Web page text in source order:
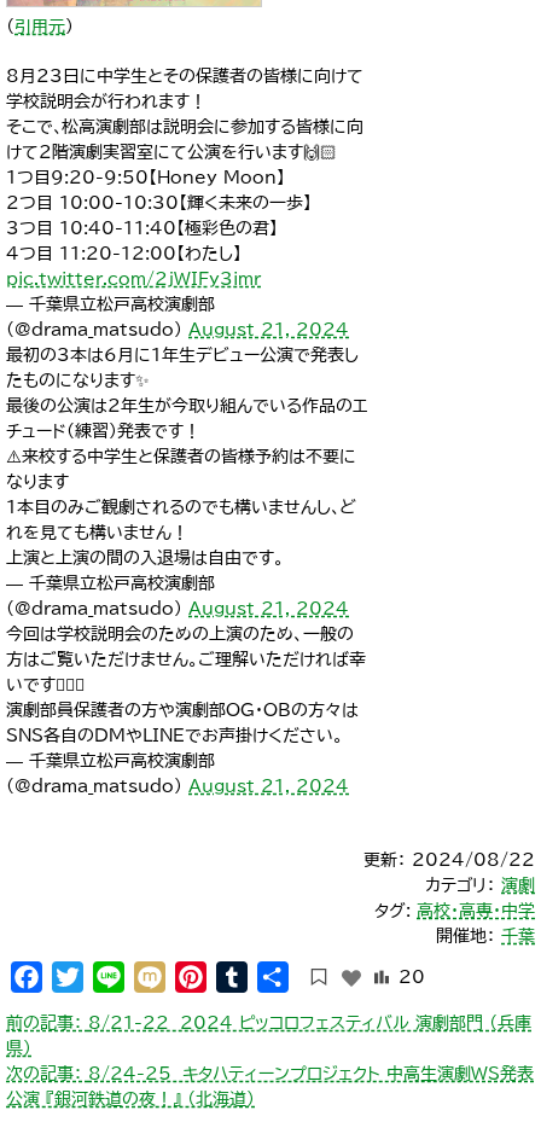
（ 引用元）
8月23日に中学生とその保護者の皆様に向けて
学校説明会が行われます！
そこで､松高演劇部は説明会に参加する皆様に向
けて2階演劇実習室にて公演を行います🙌🏻
1つ目9:20-9:50【Honey Moon】
2つ目 10:00-10:30【輝く未来の一歩】
3つ目 10:40-11:40【極彩色の君】
4つ目 11:20-12:00【わたし】
pic.twitter.com/2jWIFy3imr
— 千葉県立松戸高校演劇部
(@drama_matsudo) August 21, 2024
最初の3本は6月に1年生デビュー公演で発表し
たものになります✨
最後の公演は2年生が今取り組んでいる作品のエ
チュード(練習)発表です！
⚠️来校する中学生と保護者の皆様予約は不要に
なります
1本目のみご観劇されるのでも構いませんし､ど
れを見ても構いません！
上演と上演の間の入退場は自由です｡
— 千葉県立松戸高校演劇部
(@drama_matsudo) August 21, 2024
今回は学校説明会のための上演のため、一般の
方はご覧いただけません。ご理解いただければ幸
いです🙇🏻‍♀️
演劇部員保護者の方や演劇部OG・OBの方々は
SNS各自のDMやLINEでお声掛けください｡
— 千葉県立松戸高校演劇部
(@drama_matsudo) August 21, 2024
更新： 2024/08/22
カテゴリ： 演劇
タグ: 高校・高専・中学
開催地： 千葉
Facebook
Twitter
Line Mixi Pinterest
Tumblr 20
投
稿
ナ
ビ
前の記事： 8/21-22 2024 ピッコロフェスティバル 演劇部門 （兵庫
県）
次の記事： 8/24-25 キタハティーンプロジェクト 中高生演劇WS発表
公演 『銀河鉄道の夜！』 （北海道）